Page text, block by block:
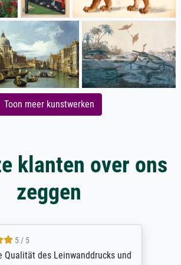
Toon meer kunstwerken
klanten over ons
zeggen
5 / 5
Qualität des Leinwanddrucks und